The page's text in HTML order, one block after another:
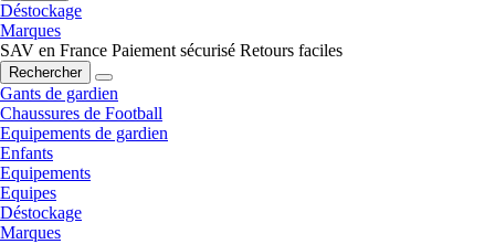
Déstockage
Marques
SAV en France Paiement sécurisé Retours faciles
Rechercher
Gants de gardien
Chaussures de Football
Equipements de gardien
Enfants
Equipements
Equipes
Déstockage
Marques